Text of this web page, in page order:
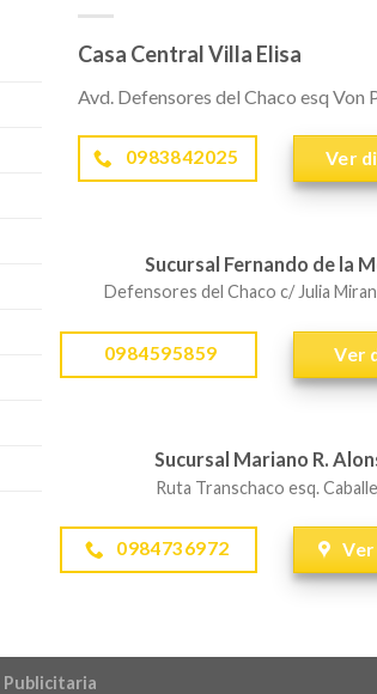
Casa Central Villa Elisa
Avd. Defensores del Chaco esq Von
0983842025 Ver
Sucursal Fernando de la
Defensores del Chaco c/ Julia
0984595859 Ver
Sucursal Mariano R.
Ruta Transchaco esq.
0984736972
Publicitaria